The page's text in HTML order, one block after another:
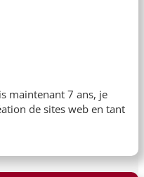
maintenant 7 ans, je
de sites web en tant